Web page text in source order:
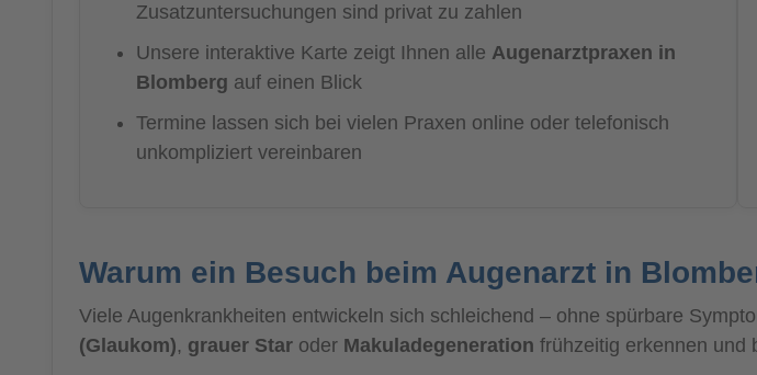
Zusatzuntersuchungen sind privat zu zahlen
Unsere interaktive Karte zeigt Ihnen alle Augenarztpraxen in
Blomberg auf einen Blick
Termine lassen sich bei vielen Praxen online oder telefonisch
unkompliziert vereinbaren
Warum ein Besuch beim Augenarzt in
Viele Augenkrankheiten entwickeln sich schleichend – ohne spürbare
(Glaukom), grauer Star oder Makuladegeneration frühzeitig erkennen und